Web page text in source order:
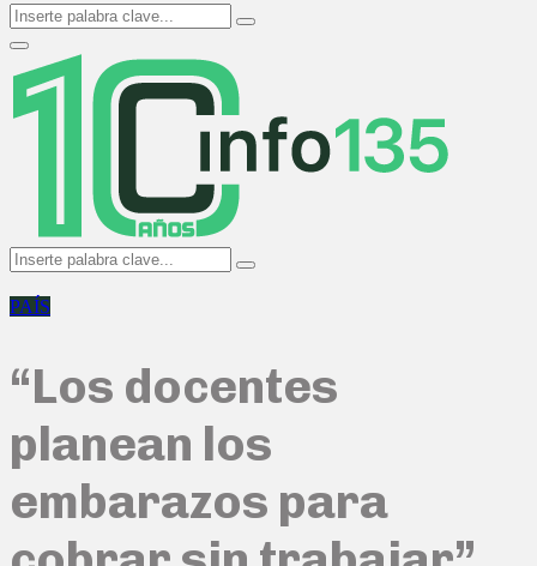
Search
for:
Search
Primary
Menu
Search
for:
Search
PAÍS
“Los docentes
planean los
embarazos para